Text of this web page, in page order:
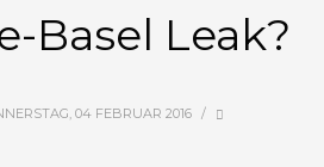
Basel Leak?
04 FEBRUAR 2016 /